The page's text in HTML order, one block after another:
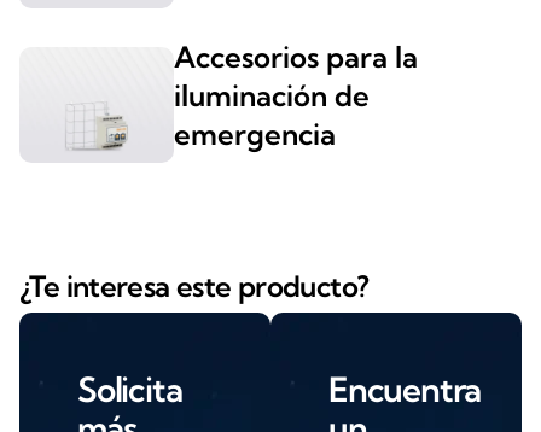
Accesorios para la
iluminación de
emergencia
¿Te interesa este producto?
Solicita
Encuentra